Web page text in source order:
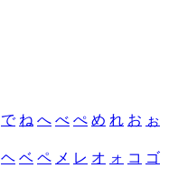
で ね へ べ ぺ め れ お ぉ
ヘ ベ ペ メ レ オ ォ コ ゴ